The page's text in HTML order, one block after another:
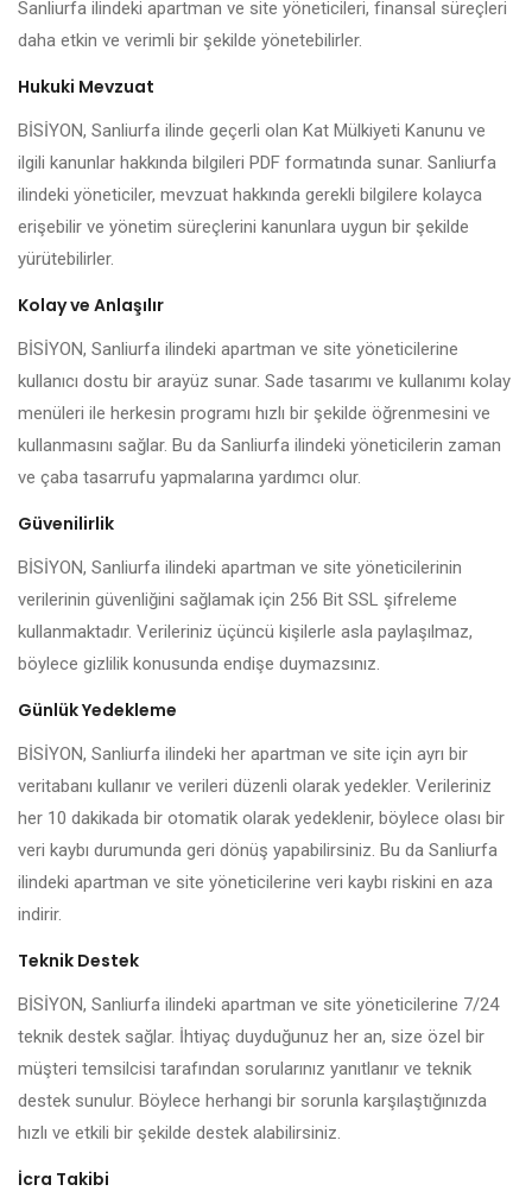
Sanliurfa ilindeki apartman ve site yöneticileri, finansal süreçleri
daha etkin ve verimli bir şekilde yönetebilirler.
Hukuki Mevzuat
BİSİYON, Sanliurfa ilinde geçerli olan Kat Mülkiyeti Kanunu ve
ilgili kanunlar hakkında bilgileri PDF formatında sunar. Sanliurfa
ilindeki yöneticiler, mevzuat hakkında gerekli bilgilere kolayca
erişebilir ve yönetim süreçlerini kanunlara uygun bir şekilde
yürütebilirler.
Kolay ve Anlaşılır
BİSİYON, Sanliurfa ilindeki apartman ve site yöneticilerine
kullanıcı dostu bir arayüz sunar. Sade tasarımı ve kullanımı kolay
menüleri ile herkesin programı hızlı bir şekilde öğrenmesini ve
kullanmasını sağlar. Bu da Sanliurfa ilindeki yöneticilerin zaman
ve çaba tasarrufu yapmalarına yardımcı olur.
Güvenilirlik
BİSİYON, Sanliurfa ilindeki apartman ve site yöneticilerinin
verilerinin güvenliğini sağlamak için 256 Bit SSL şifreleme
kullanmaktadır. Verileriniz üçüncü kişilerle asla paylaşılmaz,
böylece gizlilik konusunda endişe duymazsınız.
Günlük Yedekleme
BİSİYON, Sanliurfa ilindeki her apartman ve site için ayrı bir
veritabanı kullanır ve verileri düzenli olarak yedekler. Verileriniz
her 10 dakikada bir otomatik olarak yedeklenir, böylece olası bir
veri kaybı durumunda geri dönüş yapabilirsiniz. Bu da Sanliurfa
ilindeki apartman ve site yöneticilerine veri kaybı riskini en aza
indirir.
Teknik Destek
BİSİYON, Sanliurfa ilindeki apartman ve site yöneticilerine 7/24
teknik destek sağlar. İhtiyaç duyduğunuz her an, size özel bir
müşteri temsilcisi tarafından sorularınız yanıtlanır ve teknik
destek sunulur. Böylece herhangi bir sorunla karşılaştığınızda
hızlı ve etkili bir şekilde destek alabilirsiniz.
İcra Takibi